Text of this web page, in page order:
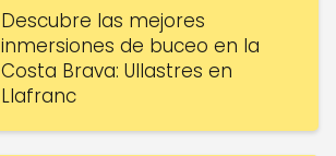
Descubre las mejores
inmersiones de buceo en la
Costa Brava: Ullastres en
Llafranc